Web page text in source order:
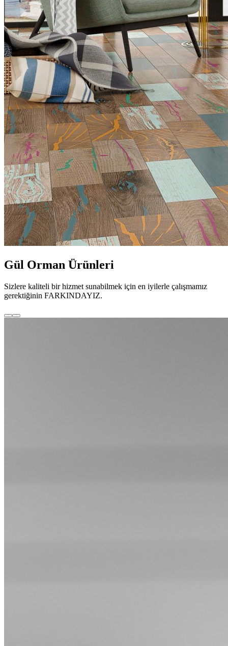
Gül Orman Ürünleri
Sizlere kaliteli bir hizmet sunabilmek için en iyilerle çalışmamız
gerektiğinin FARKINDAYIZ.